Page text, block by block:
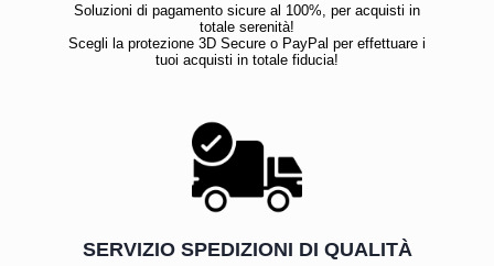
Soluzioni di pagamento sicure al 100%, per acquisti in
totale serenità!
Scegli la protezione 3D Secure o PayPal per effettuare i
tuoi acquisti in totale fiducia!
SERVIZIO SPEDIZIONI DI QUALITÀ